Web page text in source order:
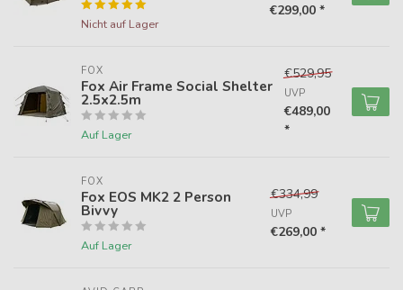
Nicht auf Lager
€299,00 *
FOX
Fox Air Frame Social Shelter
2.5x2.5m
Auf Lager
€529,95
UVP
€489,00
*
FOX
Fox EOS MK2 2 Person
Bivvy
Auf Lager
€334,99
UVP
€269,00 *